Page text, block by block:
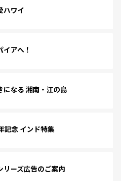
ハワイ
アへ！
になる 湘南・江の島
記念 インド特集
リーズ広告のご案内